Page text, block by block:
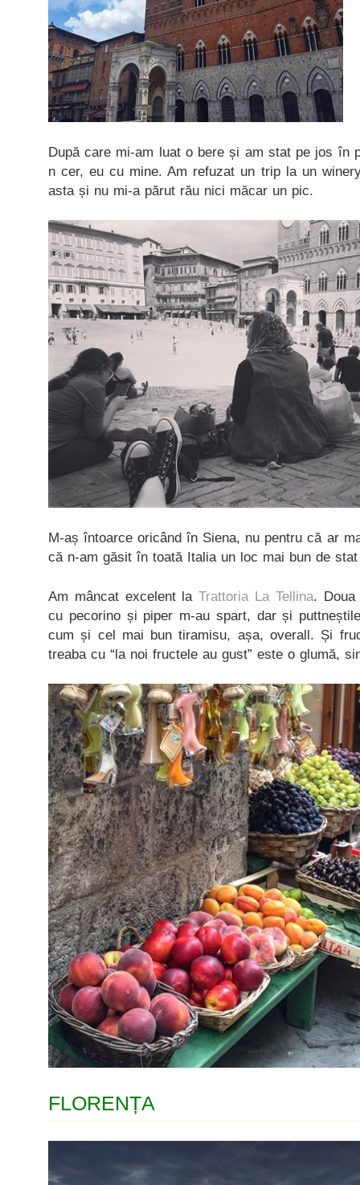
După care mi-am luat o bere și am stat pe jos în
n cer, eu cu mine. Am refuzat un trip la un
asta și nu mi-a părut rău nici măcar un pic.
M-aș întoarce oricând în Siena, nu pentru că ar
că n-am găsit în toată Italia un loc mai bun de
Am mâncat excelent laTrattoria La Tellina. Doua
cu pecorino și piper m-au spart, dar și
cum și cel mai bun tiramisu, așa, overall. Și
treaba cu “la noi fructele au gust” este o glumă,
FLORENȚA